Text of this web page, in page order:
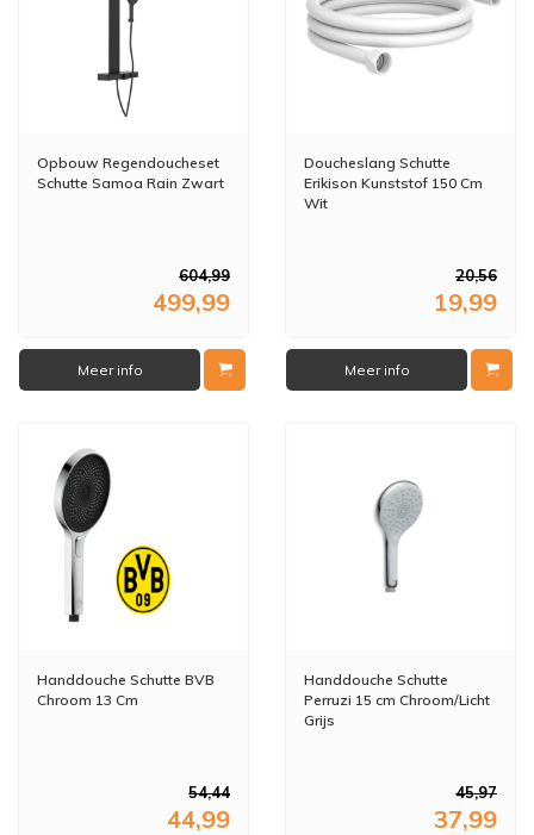
Opbouw Regendoucheset
Schutte Samoa Rain Zwart
604,99
499,99
Meer info
Doucheslang Schutte
Erikison Kunststof 150 Cm
Wit
20,56
19,99
Meer info
Handdouche Schutte BVB
Chroom 13 Cm
54,44
44,99
Handdouche Schutte
Perruzi 15 cm Chroom/Licht
Grijs
45,97
37,99